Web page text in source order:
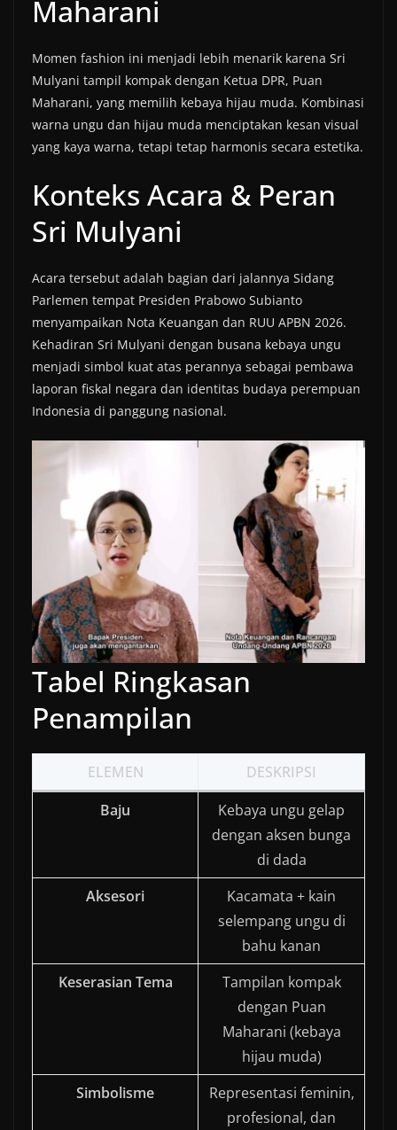
Maharani
Momen fashion ini menjadi lebih menarik karena Sri
Mulyani tampil kompak dengan Ketua DPR, Puan
Maharani, yang memilih kebaya hijau muda. Kombinasi
warna ungu dan hijau muda menciptakan kesan visual
yang kaya warna, tetapi tetap harmonis secara estetika.
Konteks Acara & Peran
Sri Mulyani
Acara tersebut adalah bagian dari jalannya Sidang
Parlemen tempat Presiden Prabowo Subianto
menyampaikan Nota Keuangan dan RUU APBN 2026.
Kehadiran Sri Mulyani dengan busana kebaya ungu
menjadi simbol kuat atas perannya sebagai pembawa
laporan fiskal negara dan identitas budaya perempuan
Indonesia di panggung nasional.
Tabel Ringkasan
Penampilan
ELEMEN
DESKRIPSI
Baju
Kebaya ungu gelap
dengan aksen bunga
di dada
Aksesori
Kacamata + kain
selempang ungu di
bahu kanan
Keserasian Tema
Tampilan kompak
dengan Puan
Maharani (kebaya
hijau muda)
Simbolisme
Representasi feminin,
profesional, dan